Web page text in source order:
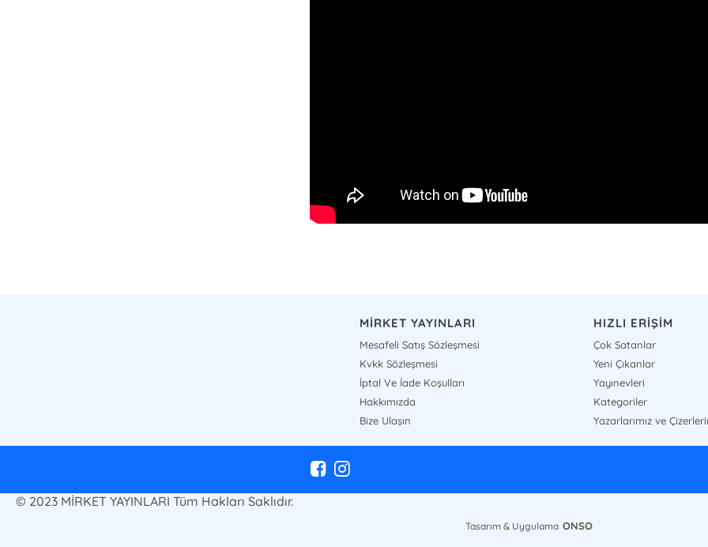
MİRKET YAYINLARI
Mesafeli Satış Sözleşmesi
Kvkk Sözleşmesi
İptal Ve İade Koşulları
Hakkımızda
Bize Ulaşın
HIZLI ERİŞİM
Çok Satanlar
Yeni Çıkanlar
Yayınevleri
Kategoriler
Yazarlarımız ve
© 2023 MİRKET YAYINLARI Tüm Hakları Saklıdır.
Tasarım & Uygulama ONSO